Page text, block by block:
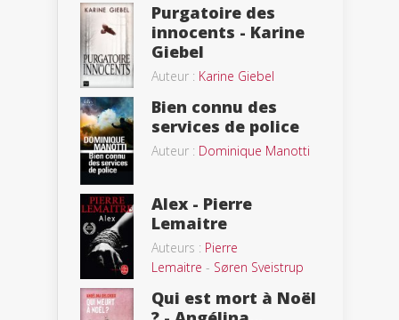
Purgatoire des
innocents - Karine
Giebel
Auteur : Karine Giebel
Bien connu des
services de police
Auteur : Dominique Manotti
Alex - Pierre
Lemaitre
Auteurs : Pierre
Lemaitre - Søren Sveistrup
Qui est mort à Noël